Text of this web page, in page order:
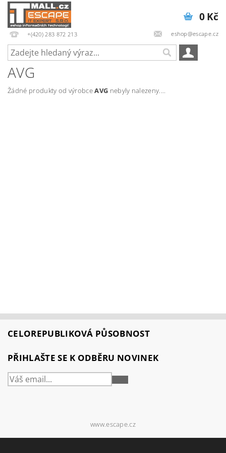
+(420) 283 872 213 eshop@escape.cz
0 Kč
AVG
Žádné produkty od výrobceAVG nebyly nalezeny....
CELOREPUBLIKOVÁ PŮSOBNOST
PŘIHLAŠTE SE K ODBĚRU NOVINEK
PŘIHLÁSIT
www.escape.cz